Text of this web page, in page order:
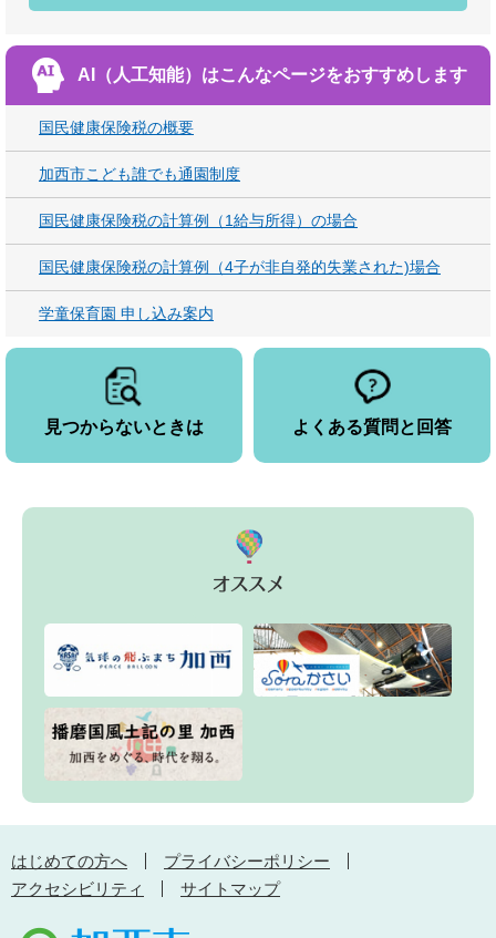
AI（人工知能）はこんなページをおすすめします
国民健康保険税の概要
加西市こども誰でも通園制度
国民健康保険税の計算例（1給与所得）の場合
国民健康保険税の計算例（4子が非自発的失業された)場合
学童保育園 申し込み案内
見つからないときは よくある質問と回答
はじめての方へ
プライバシーポリシー
アクセシビリティ
サイトマップ